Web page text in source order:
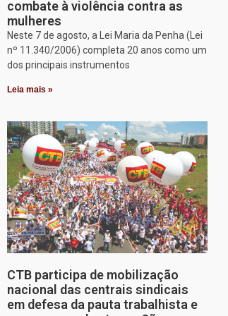
combate à violência contra as
mulheres
Neste 7 de agosto, a Lei Maria da Penha (Lei
nº 11.340/2006) completa 20 anos como um
dos principais instrumentos
Leia mais »
CTB participa de mobilização
nacional das centrais sindicais
em defesa da pauta trabalhista e